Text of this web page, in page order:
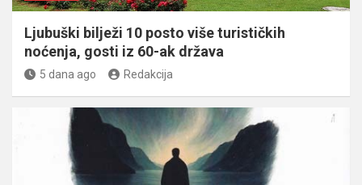
Ljubuški bilježi 10 posto više turističkih
noćenja, gosti iz 60-ak država
5 dana ago Redakcija